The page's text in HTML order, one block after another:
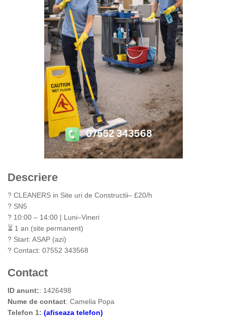
Descriere
? CLEANERS in Site uri de Constructii– £20/h
? SN5
? 10:00 – 14:00 | Luni–Vineri
⏳ 1 an (site permanent)
? Start: ASAP (azi)
? Contact: 07552 343568
Contact
ID anunt:: 1426498
Nume de contact: Camelia Popa
Telefon 1: (afiseaza telefon)